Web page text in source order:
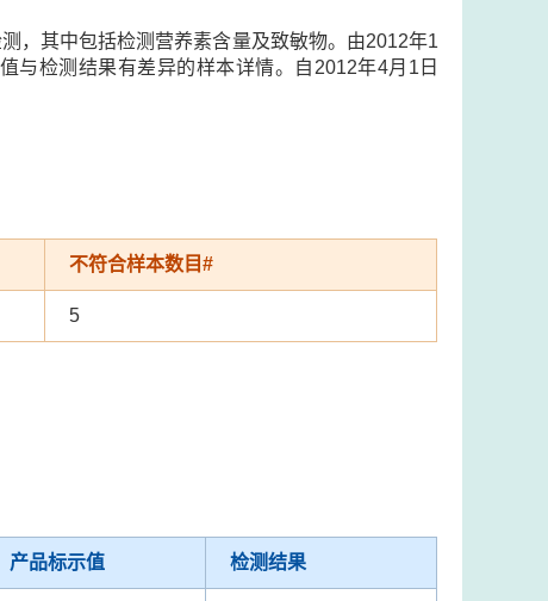
，其中包括检测营养素含量及致敏物。由2012年1
与检测结果有差异的样本详情。自2012年4月1日
不符合样本数目#
5
产品标示值 检测结果